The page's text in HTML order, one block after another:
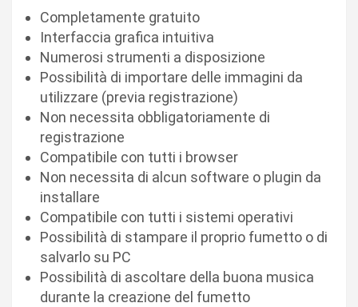
Completamente gratuito
Interfaccia grafica intuitiva
Numerosi strumenti a disposizione
Possibilità di importare delle immagini da
utilizzare (previa registrazione)
Non necessita obbligatoriamente di
registrazione
Compatibile con tutti i browser
Non necessita di alcun software o plugin da
installare
Compatibile con tutti i sistemi operativi
Possibilità di stampare il proprio fumetto o di
salvarlo su PC
Possibilità di ascoltare della buona musica
durante la creazione del fumetto